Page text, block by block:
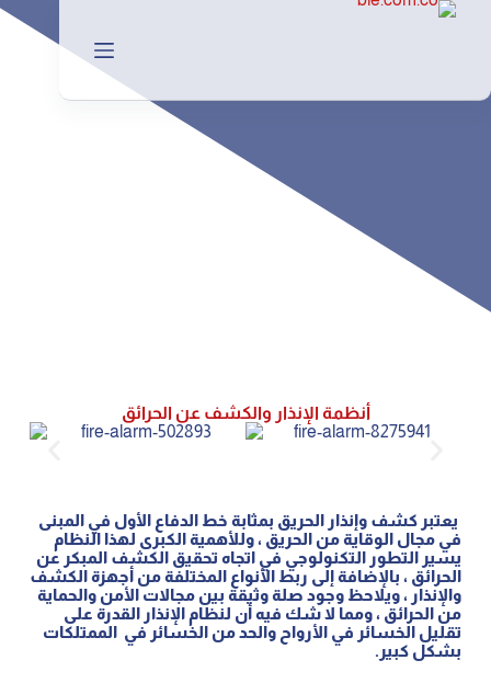
أنظمة الإنذار والكشف عن الحرائق
يعتبر كشف وإنذار الحريق بمثابة خط الدفاع الأول في المبنى
في مجال الوقاية من الحريق ، وللأهمية الكبرى لهذا النظام
يسير التطور التكنولوجي في اتجاه تحقيق الكشف المبكر عن
الحرائق ، بالإضافة إلى ربط الأنواع المختلفة من أجهزة الكشف
والإنذار ، ويلاحظ وجود صلة وثيقة بين مجالات الأمن والحماية
من الحرائق ، ومما لا شك فيه أن لنظام الإنذار القدرة على
تقليل الخسائر في الأرواح والحد من الخسائر في الممتلكات
بشكل كبير.